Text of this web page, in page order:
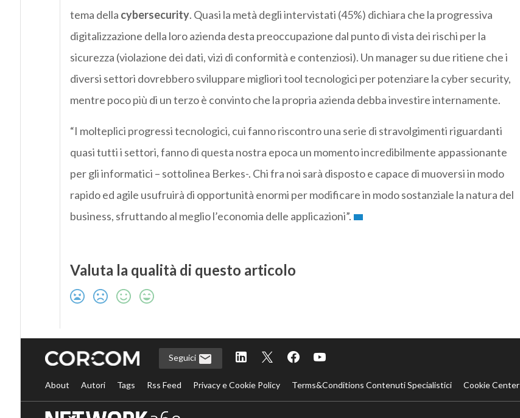
tema della cybersecurity. Quasi la metà degli intervistati (45%) dichiara che la progressiva
digitalizzazione della loro azienda desta preoccupazione dal punto di vista dei rischi per la
sicurezza (violazione dei dati, vizi di conformità e contenziosi). Un manager su due ritiene che i
diversi settori dovrebbero sviluppare migliori tool tecnologici per potenziare la cyber security,
mentre poco più di un terzo è convinto che la propria azienda debba investire internamente.
“I molteplici progressi tecnologici, cui fanno riscontro una serie di stravolgimenti riguardanti
quasi tutti i settori, fanno di questa nostra epoca un momento incredibilmente appassionante
per gli informatici – sottolinea Berkes-. Chi fra noi sarà disposto e capace di muoversi in modo
rapido ed agile usufruirà di opportunità enormi per modificare in modo sostanziale la natura del
business, sfruttando al meglio l’economia delle applicazioni”.
Valuta la qualità di questo articolo
Seguici
About Autori Tags Rss Feed Privacy e Cookie Policy Terms&Conditions Contenuti Specialistici Cookie Center